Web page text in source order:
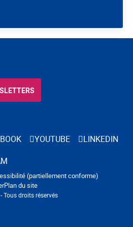
YOUTUBE
LINKEDIN
Tous droits réservés
(partiellement conforme)
Plan du site